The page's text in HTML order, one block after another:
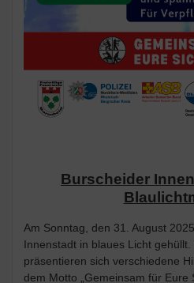
Burscheider
Am Sonntag, den 31. August
Innenstadt in blaues Licht
präsentieren sich verschiedene
dem Motto „Gemeinsam für Eure